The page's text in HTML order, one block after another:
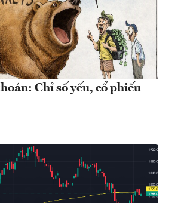
Chỉ số yếu, cổ phiếu